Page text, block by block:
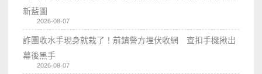
新藍圖
2026-08-07
詐團收水手現身就栽了！前鎮警方埋伏收網 查扣手機揪出
幕後黑手
2026-08-07